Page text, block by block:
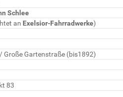
Schlee
an Exelsior-Fahrradwerke)
Große Gartenstraße (bis1892)
83